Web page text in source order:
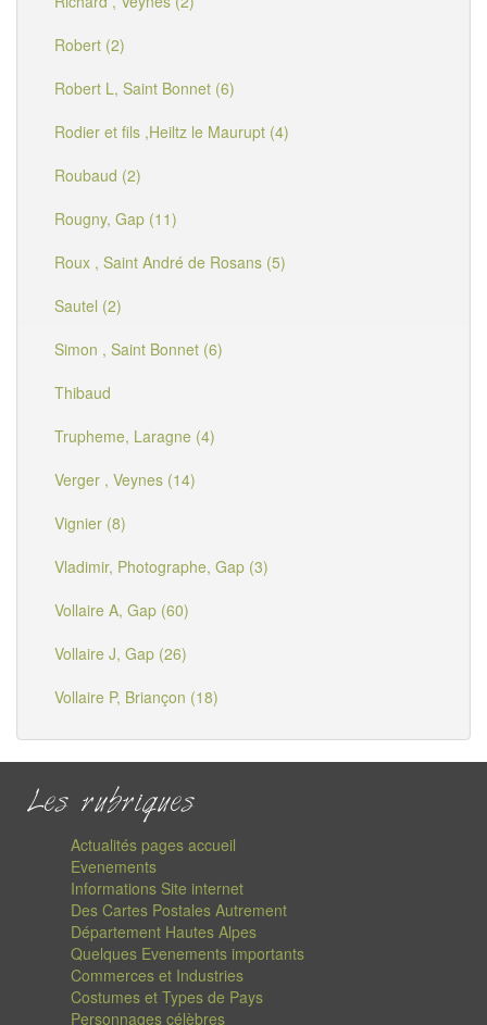
Robert (2)
Robert L, Saint Bonnet (6)
Rodier et fils ,Heiltz le Maurupt (4)
Roubaud (2)
Rougny, Gap (11)
Roux , Saint André de Rosans (5)
Sautel (2)
Simon , Saint Bonnet (6)
Thibaud
Trupheme, Laragne (4)
Verger , Veynes (14)
Vignier (8)
Vladimir, Photographe, Gap (3)
Vollaire A, Gap (60)
Vollaire J, Gap (26)
Vollaire P, Briançon (18)
Les rubriques
Actualités pages accueil
Evenements
Informations Site internet
Des Cartes Postales Autrement
Département Hautes Alpes
Quelques Evenements importants
Commerces et Industries
Costumes et Types de Pays
Personnages célèbres